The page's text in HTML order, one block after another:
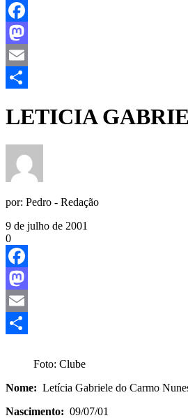
Facebook
Mastodon
Email
LETICIA
por: Pedro - Redação
9 de julho de 2001
0
Facebook
Mastodon
Email
Foto: Clube
Nome: Letícia Gabriele do
Nascimento: 09/07/01